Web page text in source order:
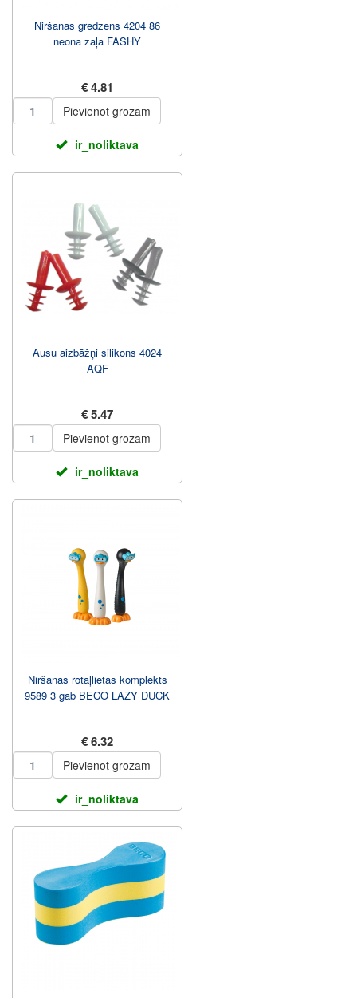
Niršanas gredzens 4204 86
neona zaļa FASHY
€ 4.81
Pievienot grozam
ir_noliktava
Ausu aizbāžņi silikons 4024
AQF
€ 5.47
Pievienot grozam
ir_noliktava
Niršanas rotaļlietas komplekts
9589 3 gab BECO LAZY DUCK
€ 6.32
Pievienot grozam
ir_noliktava